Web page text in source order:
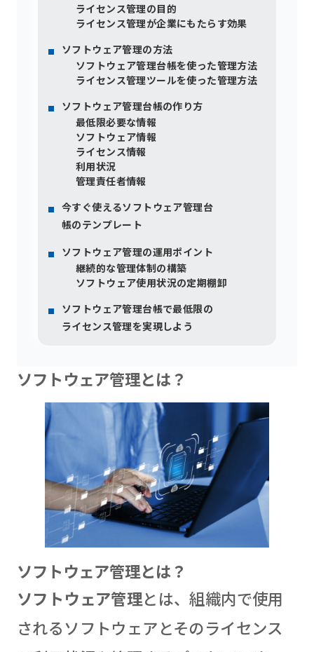
ライセンス管理の目的
ライセンス管理が企業にもたらす効果
ソフトウェア管理の方法
ソフトウェア管理台帳を使った管理方法
ライセンス管理ツールを使った管理方法
ソフトウェア管理台帳の作り方
最低限必要な情報
ソフトウェア情報
ライセンス情報
利用状況
管理責任者情報
今すぐ使えるソフトウェア管理台
帳のテンプレート
ソフトウェア管理の運用ポイント
継続的な管理体制の構築
ソフトウェア使用状況の定期棚卸
ソフトウェア管理台帳で最低限の
ライセンス管理を実現しよう
ソフトウェア管理とは？
ソフトウェア管理とは？
ソフトウェア管理とは、組織内で使用
されるソフトウェアとそのライセンス